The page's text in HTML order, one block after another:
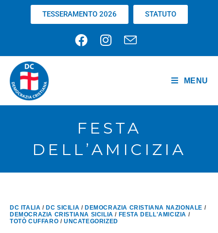
TESSERAMENTO 2026 STATUTO
MENU
FESTA
DELL’AMICIZIA
DC ITALIA / DC SICILIA / DEMOCRAZIA CRISTIANA NAZIONALE /
DEMOCRAZIA CRISTIANA SICILIA / FESTA DELL'AMICIZIA /
TOTÒ CUFFARO /UNCATEGORIZED